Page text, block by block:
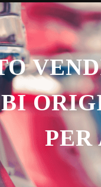
PER